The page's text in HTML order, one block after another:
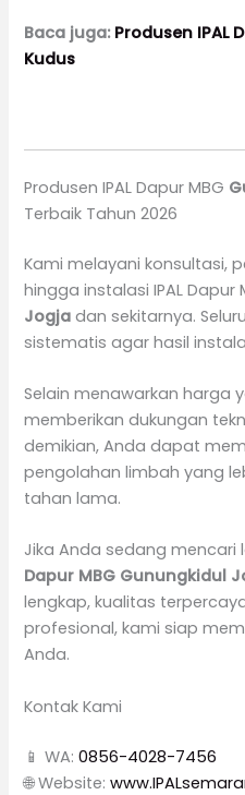
Baca juga: Produsen IPAL
Kudus
Produsen IPAL Dapur MBG
Terbaik Tahun 2026
Kami melayani konsultasi,
hingga instalasi IPAL Dapur
Jogja dan sekitarnya.
sistematis agar hasil
Selain menawarkan harga
memberikan dukungan
demikian, Anda dapat
pengolahan limbah yang
tahan lama.
Jika Anda sedang mencari
Dapur MBG Gunungkidul
lengkap, kualitas
profesional, kami siap
Anda.
Kontak Kami
📱 WA:0856-4028-7456
🌐 Website: